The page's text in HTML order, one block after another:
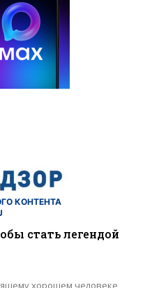
КОНТЕНТА
стать легендой
хорошем человеке